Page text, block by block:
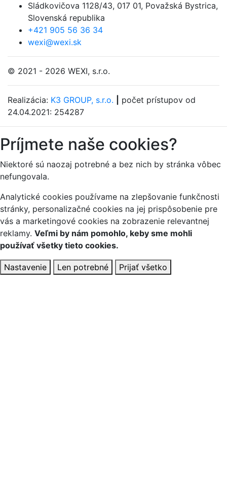
Sládkovičova 1128/43, 017 01, Považská Bystrica,
Slovenská republika
+421 905 56 36 34
wexi@wexi.sk
© 2021 - 2026 WEXI, s.r.o.
Realizácia: K3 GROUP, s.r.o.
počet prístupov od
24.04.2021: 254287
Príjmete naše cookies?
Niektoré sú naozaj potrebné a bez nich by stránka vôbec
nefungovala.
Analytické cookies používame na zlepšovanie funkčnosti
stránky, personalizačné cookies na jej prispôsobenie pre
vás a marketingové cookies na zobrazenie relevantnej
reklamy. Veľmi by nám pomohlo, keby sme mohli
používať všetky tieto cookies.
Nastavenie Len potrebné Prijať všetko